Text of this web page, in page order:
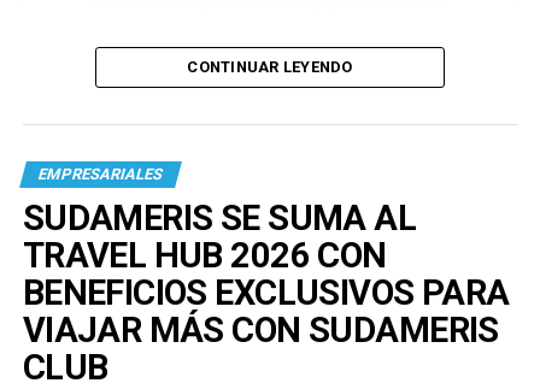
CONTINUAR LEYENDO
EMPRESARIALES
SUDAMERIS SE SUMA AL
TRAVEL HUB 2026 CON
BENEFICIOS EXCLUSIVOS PARA
VIAJAR MÁS CON SUDAMERIS
CLUB